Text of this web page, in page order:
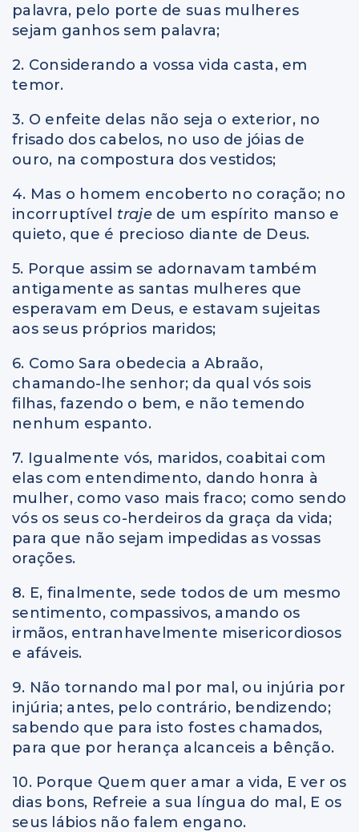
palavra, pelo porte de suas mulheres
sejam ganhos sem palavra;
2. Considerando a vossa vida casta, em
temor.
3. O enfeite delas não seja o exterior, no
frisado dos cabelos, no uso de jóias de
ouro, na compostura dos vestidos;
4. Mas o homem encoberto no coração; no
incorruptível traje de um espírito manso e
quieto, que é precioso diante de Deus.
5. Porque assim se adornavam também
antigamente as santas mulheres que
esperavam em Deus, e estavam sujeitas
aos seus próprios maridos;
6. Como Sara obedecia a Abraão,
chamando-lhe senhor; da qual vós sois
filhas, fazendo o bem, e não temendo
nenhum espanto.
7. Igualmente vós, maridos, coabitai com
elas com entendimento, dando honra à
mulher, como vaso mais fraco; como sendo
vós os seus co-herdeiros da graça da vida;
para que não sejam impedidas as vossas
orações.
8. E, finalmente, sede todos de um mesmo
sentimento, compassivos, amando os
irmãos, entranhavelmente misericordiosos
e afáveis.
9. Não tornando mal por mal, ou injúria por
injúria; antes, pelo contrário, bendizendo;
sabendo que para isto fostes chamados,
para que por herança alcanceis a bênção.
10. Porque Quem quer amar a vida, E ver os
dias bons, Refreie a sua língua do mal, E os
seus lábios não falem engano.